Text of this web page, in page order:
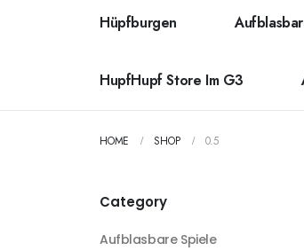
Hüpfburgen
HupfHupf Store Im G3
HOME SHOP 0.5
Category
Aufblasbare Spiele